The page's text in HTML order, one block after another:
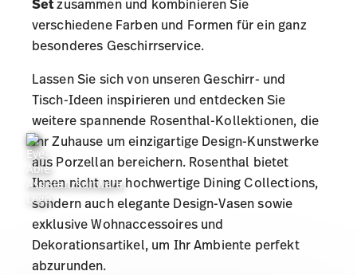
Setzusammen und kombinieren Sie
verschiedene Farben und Formen für ein ganz
besonderes Geschirrservice.
Lassen Sie sich von unseren Geschirr- und
Tisch-Ideen inspirieren und entdecken Sie
weitere spannende Rosenthal-Kollektionen, die
Ihr Zuhause um einzigartige Design-Kunstwerke
aus Porzellan bereichern. Rosenthal bietet
Ihnen nicht nur hochwertige Dining Collections,
sondern auch elegante Design-Vasensowie
exklusiveWohnaccessoires und
Dekorationsartikel, um Ihr Ambiente perfekt
abzurunden.